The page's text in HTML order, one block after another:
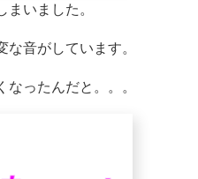
いました。
音がしています。
ったんだと。。。